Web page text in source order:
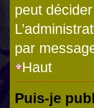
peut
par
Haut
Puis-je